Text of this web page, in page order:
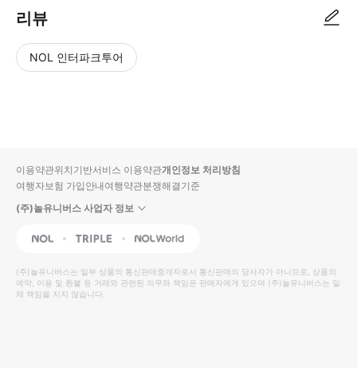
리뷰
NOL 인터파크투어
입니
다.
높
은
순
동
영
상
순
상
이용약관위치기반서비스 이용약관개인정보 처리방침
여행자보험 가입안내여행약관분쟁해결기준
(주)놀유니버스 사업자 정보
NOL Triple Interpark Global
(주)놀유니버스는 일부 상품의 통신판매중개자로서 통신판매의 당사자가 아니므로, 상품의
예약, 이용 및 환불 등 거래와 관련된 의무와 책임은 판매자에게 있으며 (주)놀유니버스는 일
체 책임을 지지 않습니다.